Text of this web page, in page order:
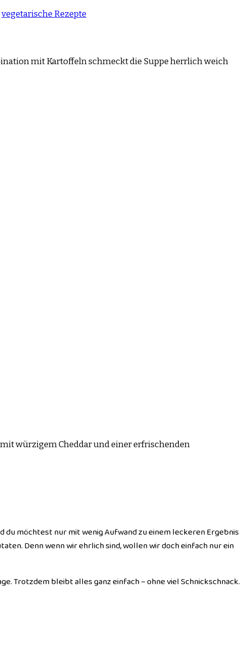
vegetarische Rezepte
mit Kartoffeln schmeckt die Suppe herrlich weich
würzigem Cheddar und einer erfrischenden
du möchtest nur mit wenig Aufwand zu einem leckeren Ergebnis
Denn wenn wir ehrlich sind, wollen wir doch einfach nur ein
Trotzdem bleibt alles ganz einfach – ohne viel Schnickschnack.